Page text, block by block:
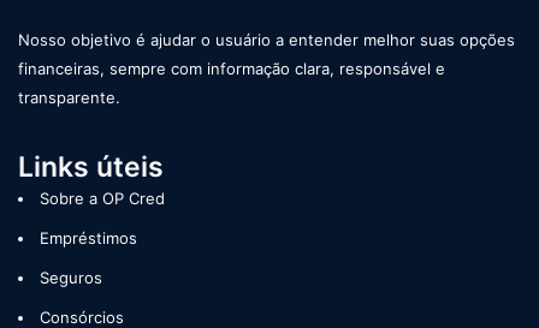
Nosso objetivo é ajudar o usuário a entender melhor suas opções
financeiras, sempre com informação clara, responsável e
transparente.
Links úteis
Sobre a OP Cred
Empréstimos
Seguros
Consórcios